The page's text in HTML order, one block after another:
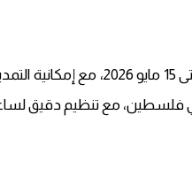
أوضحت المؤسسة أن فترة العمل تمتد من 15
فلسطين، مع تنظيم دقيق